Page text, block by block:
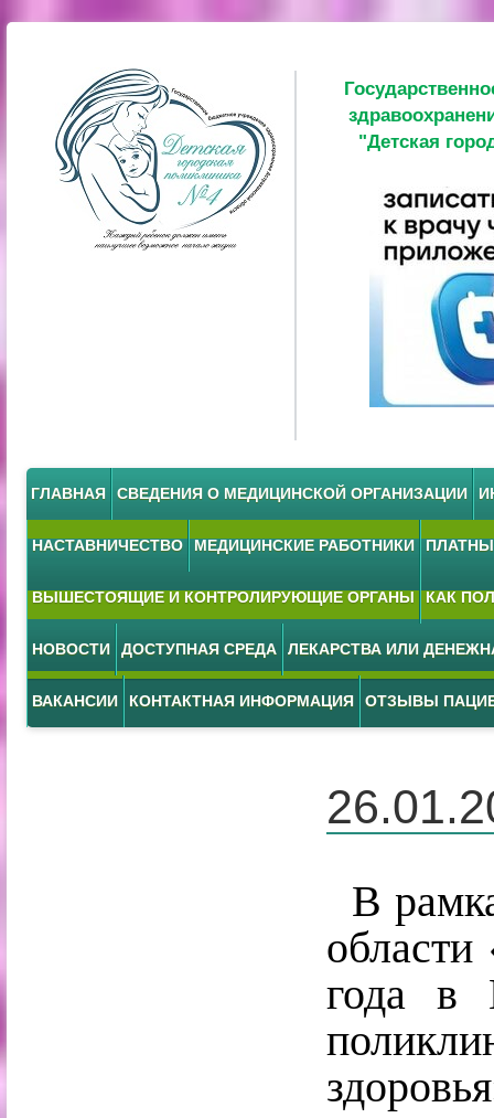
"Детская
ГЛАВНАЯ СВЕДЕНИЯ О МЕДИЦИНСКОЙ ОРГАНИЗАЦИИ
НАСТАВНИЧЕСТВО МЕДИЦИНСКИЕ РАБОТНИКИ
ВЫШЕСТОЯЩИЕ И КОНТРОЛИРУЮЩИЕ ОРГАНЫ КАК
НОВОСТИ ДОСТУПНАЯ СРЕДА ЛЕКАРСТВА ИЛИ
ВАКАНСИИ КОНТАКТНАЯ ИНФОРМАЦИЯ ОТЗЫВЫ
В
области
года в